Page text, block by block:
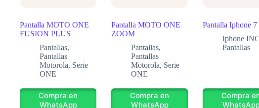
Pantalla MOTO ONE
FUSION PLUS
Pantallas,
Pantallas
Motorola, Serie
ONE
Compra en
WhatsApp
Pantalla MOTO ONE
ZOOM
Pantallas,
Pantallas
Motorola, Serie
ONE
Compra en
WhatsApp
Pantalla Iphone 7
Iphone
Pantallas
Compra